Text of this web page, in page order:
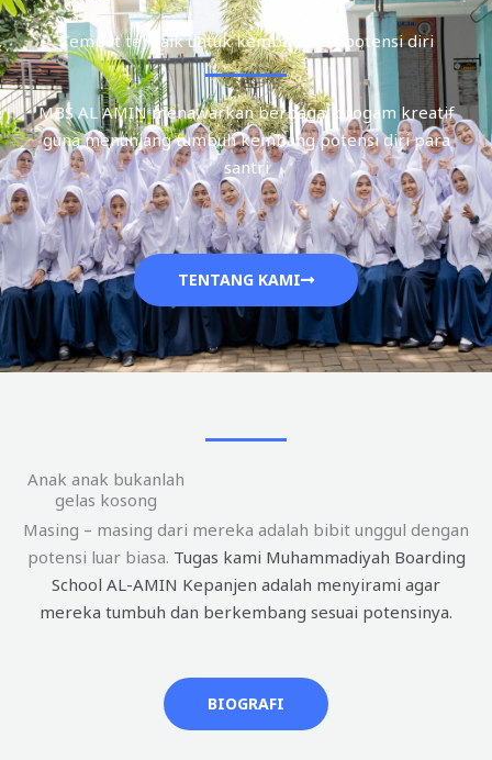
Tempat terbaik untuk kembangkan potensi diri
MBS AL AMIN menawarkan berbagai progam kreatif
guna menunjang tumbuh kembang potensi diri para
santri
TENTANG KAMI
Anak anak bukanlah
gelas kosong
Masing – masing dari mereka adalah bibit unggul dengan
potensi luar biasa. Tugas kami Muhammadiyah Boarding
School AL-AMIN Kepanjen adalah menyirami agar
mereka tumbuh dan berkembang sesuai potensinya.
BIOGRAFI